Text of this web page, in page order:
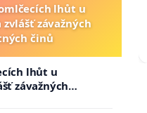
lhůt u
zvlášť závažných
činů
lhůt u
závažných